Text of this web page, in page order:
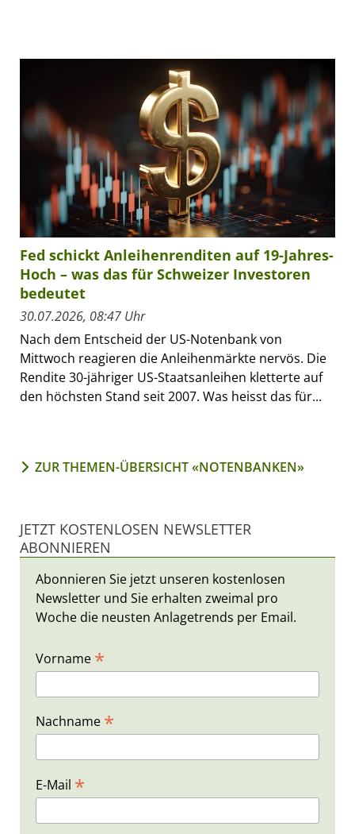
Fed schickt Anleihenrenditen auf 19-Jahres-
Hoch – was das für Schweizer Investoren
bedeutet
30.07.2026, 08:47 Uhr
Nach dem Entscheid der US-Notenbank von
Mittwoch reagieren die Anleihenmärkte nervös. Die
Rendite 30-jähriger US-Staatsanleihen kletterte auf
den höchsten Stand seit 2007. Was heisst das für...
ZUR THEMEN-ÜBERSICHT «NOTENBANKEN»
JETZT KOSTENLOSEN NEWSLETTER
ABONNIEREN
Abonnieren Sie jetzt unseren kostenlosen
Newsletter und Sie erhalten zweimal pro
Woche die neusten Anlagetrends per Email.
Vorname *
Nachname *
E-Mail *